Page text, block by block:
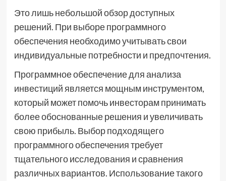
Это лишь небольшой обзор доступных
решений. При выборе программного
обеспечения необходимо учитывать свои
индивидуальные потребности и предпочтения.
Программное обеспечение для анализа
инвестиций является мощным инструментом,
который может помочь инвесторам принимать
более обоснованные решения и увеличивать
свою прибыль. Выбор подходящего
программного обеспечения требует
тщательного исследования и сравнения
различных вариантов. Использование такого